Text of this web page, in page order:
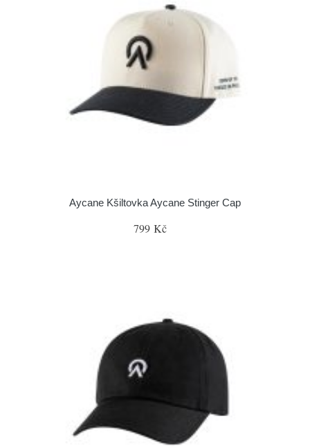
Aycane Kšiltovka Aycane Stinger Cap
799 Kč